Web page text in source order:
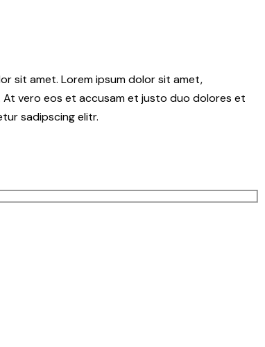
sit amet. Lorem ipsum dolor sit amet,
vero eos et accusam et justo duo dolores et
sadipscing elitr.